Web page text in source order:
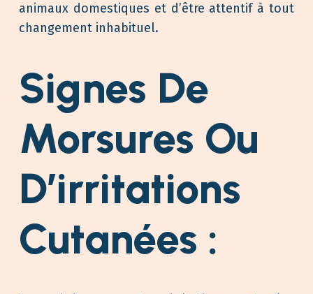
animaux domestiques et d’être attentif à tout
changement inhabituel.
Signes De
Morsures Ou
D’irritations
Cutanées :